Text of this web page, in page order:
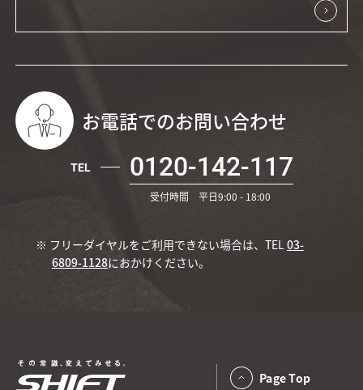
お電話でのお問い合わせ
TEL 0120-142-117
受付時間 平日9:00 - 18:00
※ フリーダイヤルをご利用できない場合は、TEL03-
6809-1128におかけください。
Page Top